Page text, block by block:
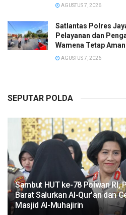
AGUSTUS 7, 2026
Satlantas Polres
Pelayanan dan
Wamena Tetap
AGUSTUS 7, 2026
SEPUTAR POLDA
Sambut HUT ke-78 Polwan RI,
Barat Salurkan Al-Qur’an dan
Masjid Al-Muhajirin